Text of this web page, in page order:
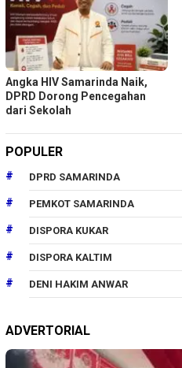
Angka HIV Samarinda Naik,
DPRD Dorong Pencegahan
dari Sekolah
POPULER
DPRD SAMARINDA
PEMKOT SAMARINDA
DISPORA KUKAR
DISPORA KALTIM
DENI HAKIM ANWAR
ADVERTORIAL